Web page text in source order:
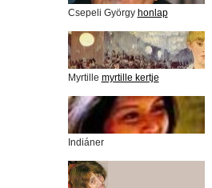
Csepeli György honlap
Myrtille myrtille kertje
Indiáner